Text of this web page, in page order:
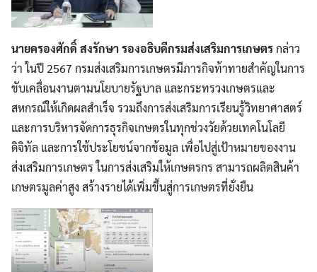
นายครองศักดิ์ สงรักษา รองอธิบดีกรมส่งเสริมการเกษตรกล่าว
ว่า ในปี 2567 กรมส่งเสริมการเกษตรมีภารกิจท้าทายสำคัญในการ
ขับเคลื่อนงานตามนโยบายรัฐบาล และกระทรวงเกษตรและ
สหกรณ์ให้เกิดผลสำเร็จ รวมถึงการส่งเสริมการเรียนรู้วิทยาศาสตร์
และการบริหารจัดการธุรกิจเกษตรในทุกช่วงวัยด้วยเทคโนโลยี
ดิจิทัล และการใช้ประโยชน์จากข้อมูล เพื่อไปสู่เป้าหมายของงาน
ส่งเสริมการเกษตร ในการส่งเสริมให้เกษตรกร สามารถผลิตสินค้า
เกษตรมูลค่าสูง สร้างรายได้เพิ่มขึ้นสู่การเกษตรที่ยั่งยืน